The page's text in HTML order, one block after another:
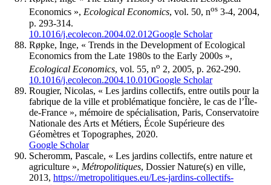
Economics », Ecological Economics, vol. 50, nos 3-4, 2004,
p. 293-314.
10.1016/j.ecolecon.2004.02.012Google Scholar
Røpke, Inge, « Trends in the Development of Ecological
Economics from the Late 1980s to the Early 2000s »,
Ecological Economics, vol. 55, no 2, 2005, p. 262-290.
10.1016/j.ecolecon.2004.10.010Google Scholar
Rougier, Nicolas, « Les jardins collectifs, entre outils pour la
fabrique de la ville et problématique foncière, le cas de l’Île-
de-France », mémoire de spécialisation, Paris, Conservatoire
Nationale des Arts et Métiers, École Supérieure des
Géomètres et Topographes, 2020.
Google Scholar
Scheromm, Pascale, « Les jardins collectifs, entre nature et
agriculture », Métropolitiques, Dossier Nature(s) en ville,
2013, https://metropolitiques.eu/Les-jardins-collectifs-